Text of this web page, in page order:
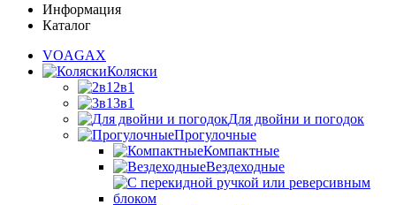
Информация
Каталог
VOAGAX
Коляски
2в1
3в1
Для двойни и погодок
Прогулочные
Компактные
Вездеходные